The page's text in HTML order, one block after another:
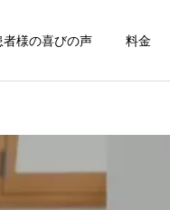
者様の喜びの声 料金